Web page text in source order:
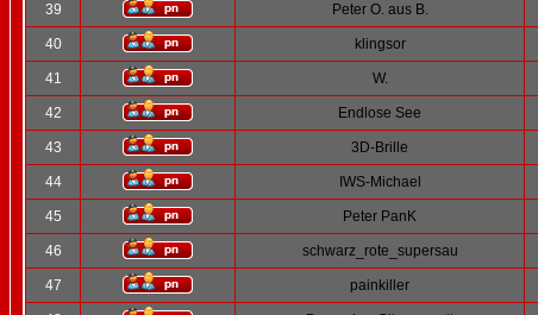
39 Peter O. aus B.
40 klingsor
41 W.
42 Endlose See
43 3D-Brille
44 IWS-Michael
45 Peter PanK
46 schwarz_rote_supersau
47 painkiller